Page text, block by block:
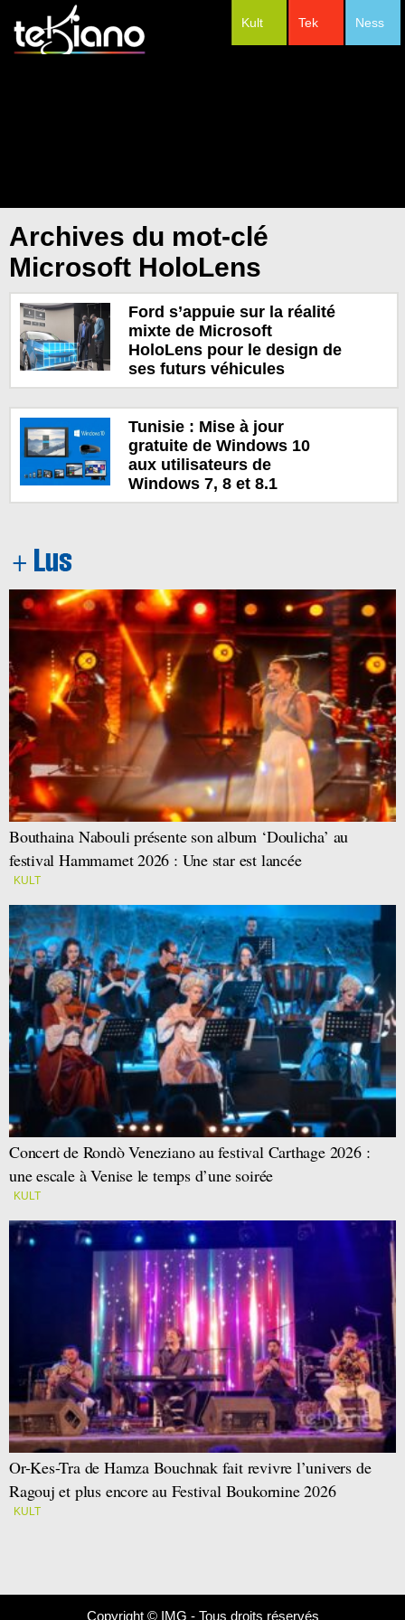
Ness
Tek
Kult
Archives du mot-clé
Microsoft HoloLens
Ford s’appuie sur la réalité
mixte de Microsoft
HoloLens pour le design de
ses futurs véhicules
Tunisie : Mise à jour
gratuite de Windows 10
aux utilisateurs de
Windows 7, 8 et 8.1
Bouthaina Nabouli présente son album ‘Doulicha’ au
festival Hammamet 2026 : Une star est lancée
KULT
Concert de Rondò Veneziano au festival Carthage 2026 :
une escale à Venise le temps d’une soirée
KULT
Or-Kes-Tra de Hamza Bouchnak fait revivre l’univers de
Ragouj et plus encore au Festival Boukornine 2026
KULT
Copyright © IMG - Tous droits réservés